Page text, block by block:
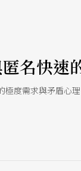
除了接地氣的台
層心理陽性與心
名快速
度需求與矛盾心